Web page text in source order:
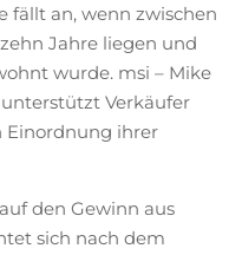
fällt an, wenn zwischen
Jahre liegen und
wurde. msi – Mike
Verkäufer
Einordnung ihrer
den Gewinn aus
sich nach dem